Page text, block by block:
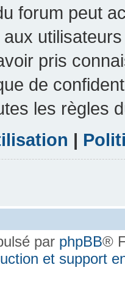
forum peut
pris
de
les règles
|
par phpBB®
et support